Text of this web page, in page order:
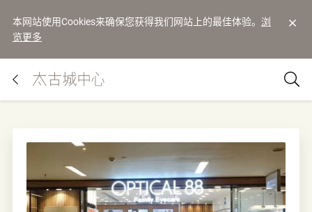
本网站使用Cookies来确保您获得我们网站上的最佳体验。 浏
览更多